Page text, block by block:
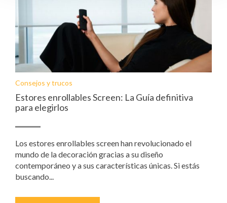
Consejos y trucos
Estores enrollables Screen: La Guía definitiva
para elegirlos
Los estores enrollables screen han revolucionado el
mundo de la decoración gracias a su diseño
contemporáneo y a sus características únicas. Si estás
buscando...